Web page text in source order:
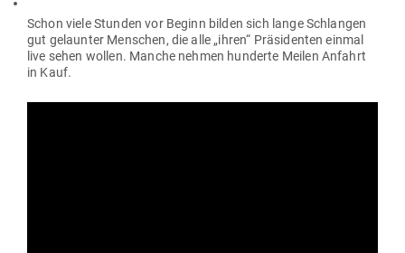
Schon viele Stunden vor Beginn bilden sich lange Schlangen
gut gelaunter Men­schen, die alle „ihren“ Prä­si­denten einmal
live sehen wollen. Manche nehmen hun­derte Meilen Anfahrt
in Kauf.